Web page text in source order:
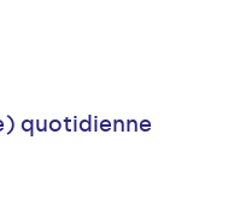
quotidienne